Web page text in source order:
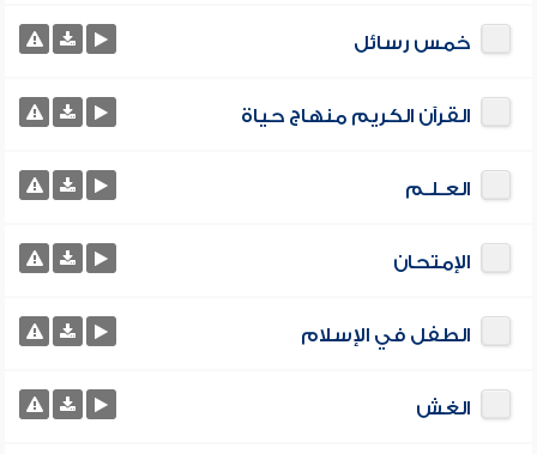
خمس رسائل
القرآن الكريم منهاج حياة
العـلـم
الإمتحان
الطفل في الإسلام
الغش